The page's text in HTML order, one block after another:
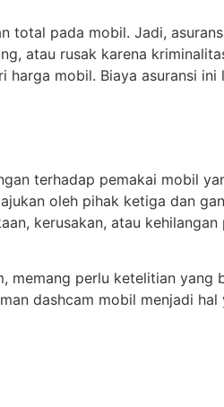
total pada mobil. Jadi,
atau rusak karena
mobil. Biaya asuransi ini
terhadap pemakai mobil
oleh pihak ketiga dan
kerusakan, atau
memang perlu ketelitian yang
dashcam mobil menjadi hal